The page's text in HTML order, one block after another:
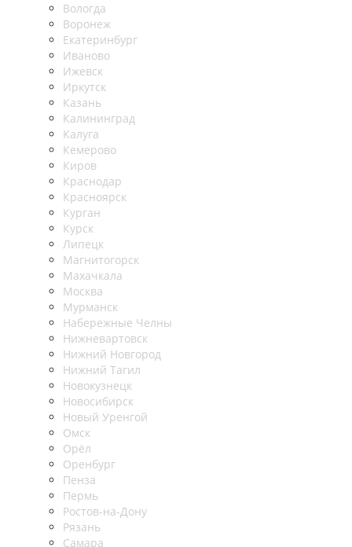
Вологда
Воронеж
Екатеринбург
Иваново
Ижевск
Иркутск
Казань
Калининград
Калуга
Кемерово
Киров
Краснодар
Красноярск
Курган
Курск
Липецк
Магнитогорск
Махачкала
Москва
Мурманск
Набережные Челны
Нижневартовск
Нижний Новгород
Нижний Тагил
Новокузнецк
Новосибирск
Новый Уренгой
Омск
Орёл
Оренбург
Пенза
Пермь
Ростов-на-Дону
Рязань
Самара